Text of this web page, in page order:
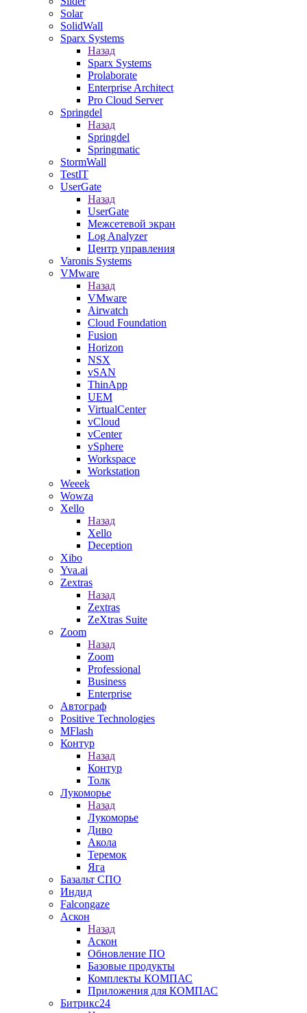
Solar
SolidWall
Sparx Systems
Назад
Sparx Systems
Prolaborate
Enterprise Architect
Pro Cloud Server
Springdel
Назад
Springdel
Springmatic
StormWall
TestIT
UserGate
Назад
UserGate
Межсетевой экран
Log Analyzer
Центр управления
Varonis Systems
VMware
Назад
VMware
Airwatch
Cloud Foundation
Fusion
Horizon
NSX
vSAN
ThinApp
UEM
VirtualCenter
vCloud
vCenter
vSphere
Workspace
Workstation
Weeek
Wowza
Xello
Назад
Xello
Deception
Xibo
Yva.ai
Zextras
Назад
Zextras
ZeXtras Suite
Zoom
Назад
Zoom
Professional
Business
Enterprise
Автограф
Positive Technologies
MFlash
Контур
Назад
Контур
Толк
Лукоморье
Назад
Лукоморье
Диво
Акола
Теремок
Яга
Базальт СПО
Индид
Falcongaze
Аскон
Назад
Аскон
Обновление ПО
Базовые продукты
Комплекты КОМПАС
Приложения для КОМПАС
Битрикс24